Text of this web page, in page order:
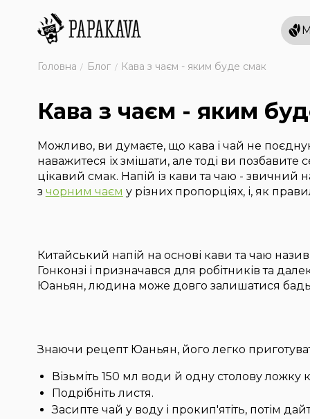
Головна Блог Кава з чаєм - яким буде смак
Кава з чаєм - яким
Можливо, ви думаєте, що кава і чай не
наважитеся їх змішати, але тоді ви
цікавий смак. Напій із кави та чаю - звичний
з чорним чаєм у різних пропорціях, і, як
Китайський напій на основі кави та чаю
Гонконзі і призначався для робітників та
Юаньян, людина може довго залишатися
Знаючи рецепт Юаньян, його легко
Візьміть 150 мл води й одну столову ложку
Подрібніть листя.
Засипте чай у воду і прокип'ятіть, потім